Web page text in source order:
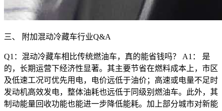
三、 附加混动冷藏车行业Q&A
Q1：混动冷藏车相比传统燃油车，真的能省钱吗？ A1： 是
的，长期运营下经济性显著。其主要节省在燃料成本上，市区
及低速工况可优先用电，电价远低于油价；高速或电量不足时
发动机高效发电，整体油耗也远低于同级别燃油车。此外，其
制动能量回收功能也能进一步降低能耗。加上部分城市对新能